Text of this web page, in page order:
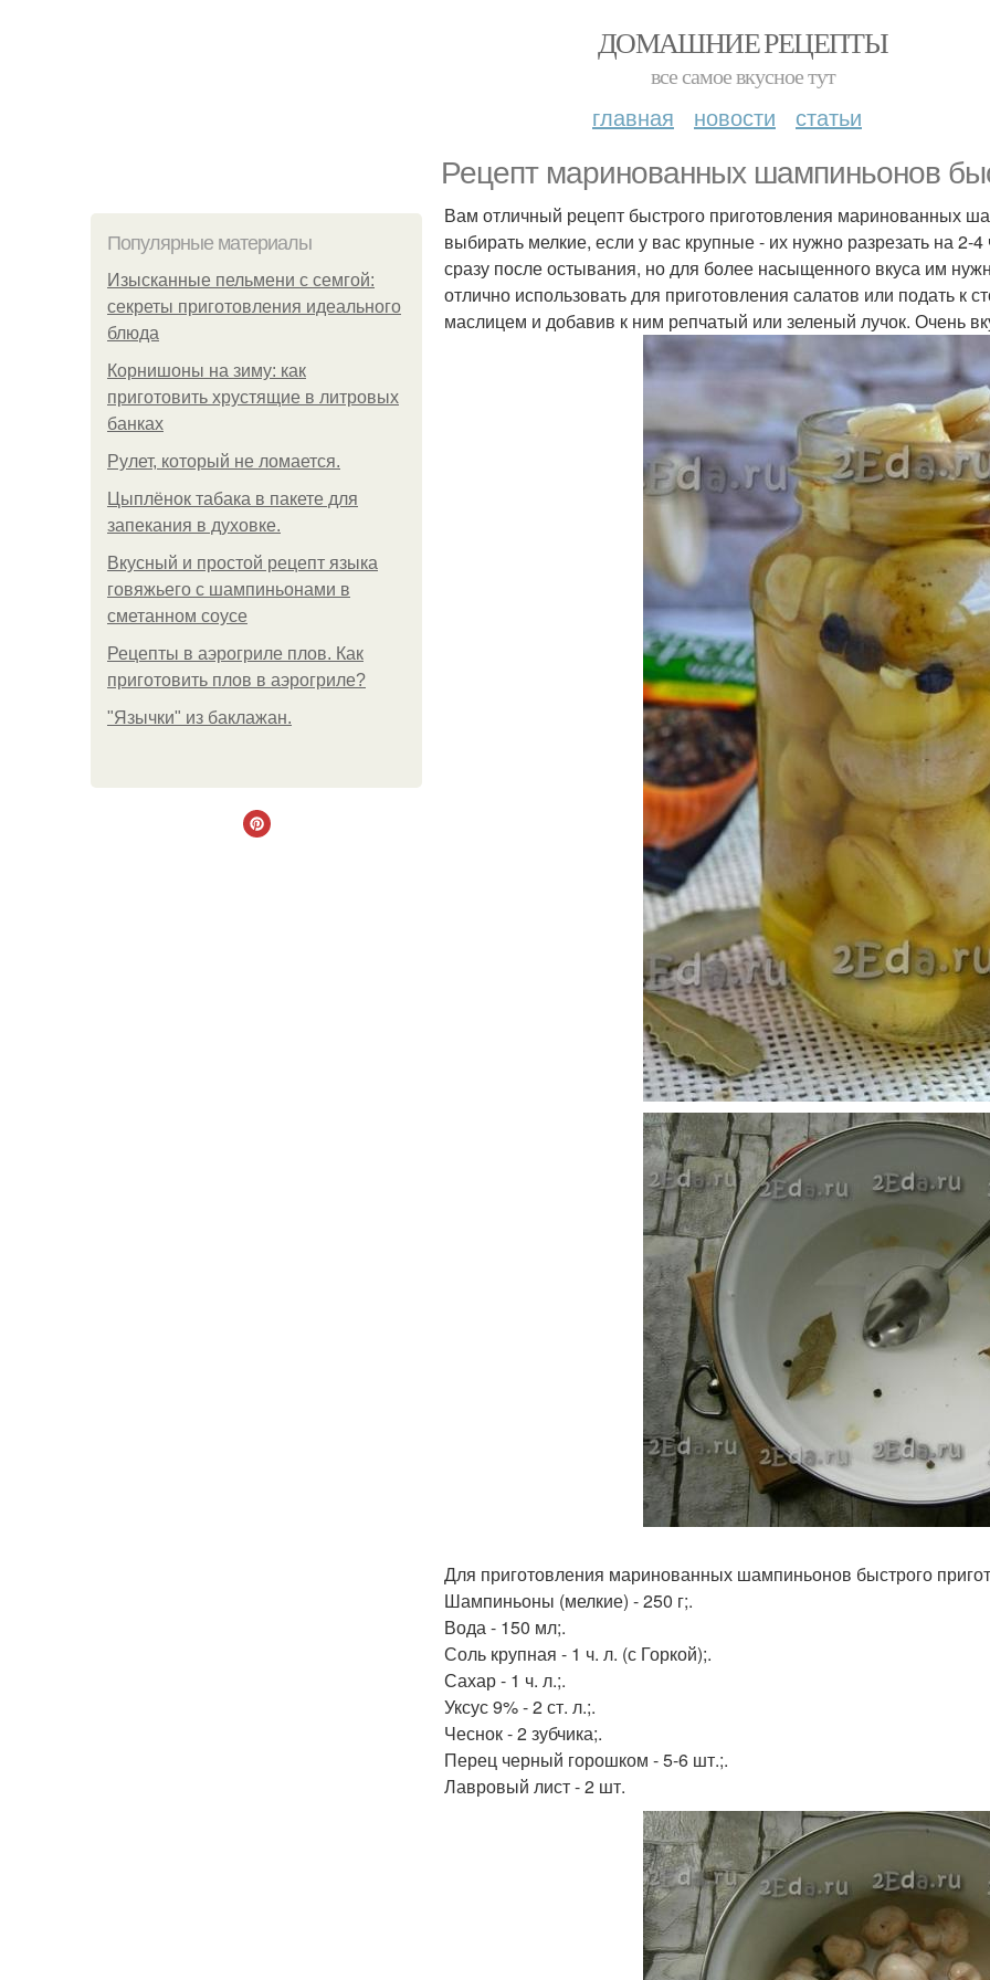
ДОМАШНИЕ РЕЦЕПТЫ
все самое вкусное тут
главная новости статьи
Рецепт маринованных шампиньонов
Популярные материалы
Изысканные пельмени с семгой:
секреты приготовления идеального
блюда
Корнишоны на зиму: как
приготовить хрустящие в литровых
банках
Рулет, который не ломается.
Цыплёнок табака в пакете для
запекания в духовке.
Вкусный и простой рецепт языка
говяжьего с шампиньонами в
сметанном соусе
Рецепты в аэрогриле плов. Как
приготовить плов в аэрогриле?
"Язычки" из баклажан.
Вам отличный рецепт быстрого приготовления маринованных
выбирать мелкие, если у вас крупные - их нужно разрезать на 2-
сразу после остывания, но для более насыщенного вкуса им
отлично использовать для приготовления салатов или подать к
маслицем и добавив к ним репчатый или зеленый лучок. Очень
Для приготовления маринованных шампиньонов быстрого
Шампиньоны (мелкие) - 250 г;.
Вода - 150 мл;.
Соль крупная - 1 ч. л. (с Горкой);.
Сахар - 1 ч. л.;.
Уксус 9% - 2 ст. л.;.
Чеснок - 2 зубчика;.
Перец черный горошком - 5-6 шт.;.
Лавровый лист - 2 шт.